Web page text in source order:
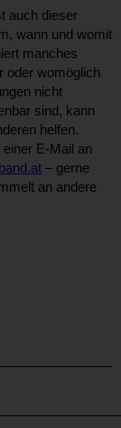
auch dieser
wann und womit
manches
oder womöglich
nicht
sind, kann
helfen.
E-Mail an
– gerne
an andere